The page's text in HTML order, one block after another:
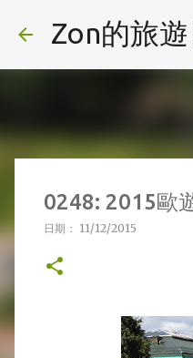
Zon的旅
0248: 2015歐
日期： 11/12/2015